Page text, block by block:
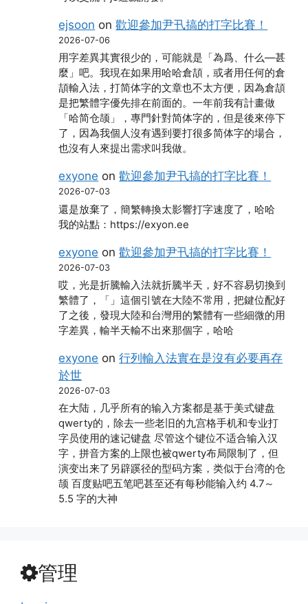
ejsoon on歡迎參加尹卂搞的打字比賽！
2026-07-06
用字差異其實很少的，可能就是「為爲、什么―甚
麼」吧。我現在如果用哈哈倉頡，或者用任何的倉
頡輸入法，打简体字的文章也不太方便，因為倉頡
是把繁體字優先排在前面的。一年前我有計畫做
「哈简仓颉」，專門針對简体字的，但是後來停下
了，因為我個人沒有遇到要打很多简体字的場合，
也沒有人來提出需求叫我做。
exyone on歡迎參加尹卂搞的打字比賽！
2026-07-03
還是放棄了，簡繁轉換太影響打字速度了，哈哈
我的站點：https://exyon.ee
exyone on歡迎參加尹卂搞的打字比賽！
2026-07-03
哎，光是折騰輸入法就折騰半天，好不容易切換到
繁體了，「」這個引號在大陸不常用，把鍵位配好
了之後，發現大陸和台灣用的繁體有一些細微的用
字差異，輸半天輸不出來那個字，哈哈
exyone on行列輸入法實在是沒有必要再存
於世
2026-07-03
在大陆，几乎所有的输入方案都是基于美式键盘
qwerty的，除去一些老旧的九宫格手机和专业打
字员使用的速记键盘 尽管这个键位不适合输入汉
字，拼音方案的上限也被qwerty布局限制了，但
演变出来了另辟蹊径的型码方案，类似于台湾的仓
颉 百度贴吧五笔吧甚至还有每秒能输入约 4.7～
5.5 字的大神
管理